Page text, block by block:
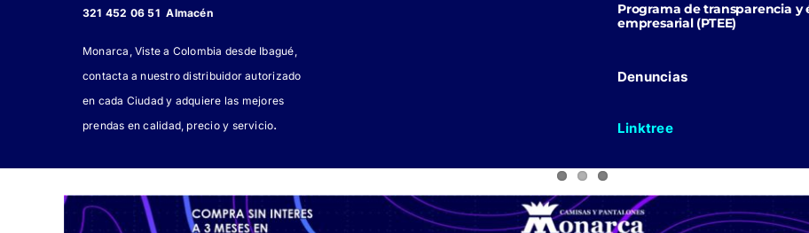
321 452 06 51 Almacén
Monarca, Viste a Colombia desde Ibagué,
contacta a nuestro distribuidor autorizado
en cada Ciudad y adquiere las mejores
prendas en calidad, precio y servicio.
Programa de transparencia y
empresarial (PTEE)
Denuncias
Linktree